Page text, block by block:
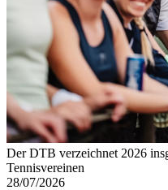
Der DTB verzeichnet 2026
Tennisvereinen
28/07/2026